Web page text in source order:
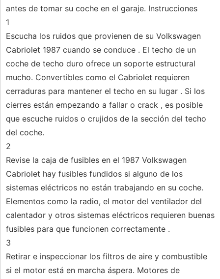
antes de tomar su coche en el garaje. Instrucciones
1
Escucha los ruidos que provienen de su Volkswagen
Cabriolet 1987 cuando se conduce . El techo de un
coche de techo duro ofrece un soporte estructural
mucho. Convertibles como el Cabriolet requieren
cerraduras para mantener el techo en su lugar . Si los
cierres están empezando a fallar o crack , es posible
que escuche ruidos o crujidos de la sección del techo
del coche.
2
Revise la caja de fusibles en el 1987 Volkswagen
Cabriolet hay fusibles fundidos si alguno de los
sistemas eléctricos no están trabajando en su coche.
Elementos como la radio, el motor del ventilador del
calentador y otros sistemas eléctricos requieren buenas
fusibles para que funcionen correctamente .
3
Retirar e inspeccionar los filtros de aire y combustible
si el motor está en marcha áspera. Motores de